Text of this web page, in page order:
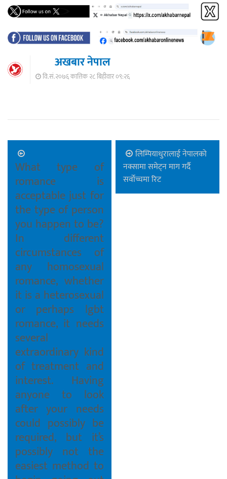
अखबार नेपाल
वि.सं.२०७६ कात्तिक २८ बिहीवार ०९:२६
What type of
romance is
acceptable just for
the type of person
you happen to be?
In different
circumstances of
any homosexual
romance, whether
it is a heterosexual
or perhaps lgbt
romance, it needs
several
extraordinary kind
of treatment and
interest. Having
anyone to look
after your needs
could possibly be
required, but it’s
possibly not the
easiest method to
लिम्पियाधुरालाई नेपालको
नक्सामा समेट्न माग गर्दै
सर्वोच्चमा रिट